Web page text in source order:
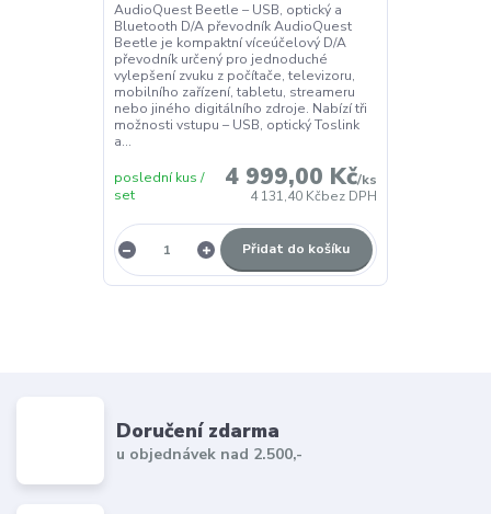
AudioQuest Beetle – USB, optický a
Bluetooth D/A převodník AudioQuest
Beetle je kompaktní víceúčelový D/A
převodník určený pro jednoduché
vylepšení zvuku z počítače, televizoru,
mobilního zařízení, tabletu, streameru
nebo jiného digitálního zdroje. Nabízí tři
možnosti vstupu – USB, optický Toslink
a...
4 999,00 Kč/ks
4 131,40 Kčbez DPH
poslední kus /
set
Přidat do košíku
Doručení zdarma
u objednávek nad 2.500,-